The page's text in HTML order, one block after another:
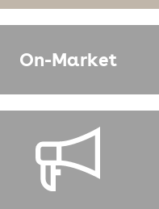
On-Market